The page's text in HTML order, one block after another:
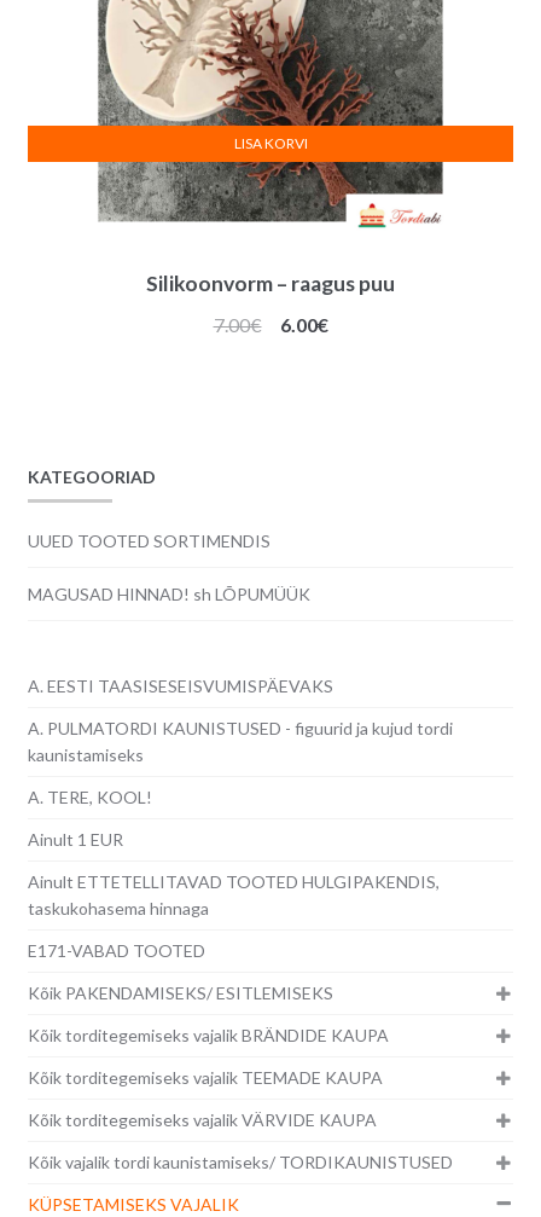
Silikoonvorm – raagus puu
7.00€
Algne
6.00€Praegune
LISA KORVI
KATEGOORIAD
UUED TOOTED SORTIMENDIS
MAGUSAD HINNAD! sh LÕPUMÜÜK
A. EESTI TAASISESEISVUMISPÄEVAKS
A. PULMATORDI KAUNISTUSED - figuurid ja kujud tordi
kaunistamiseks
A. TERE, KOOL!
Ainult 1 EUR
Ainult ETTETELLITAVAD TOOTED HULGIPAKENDIS,
taskukohasema hinnaga
E171-VABAD TOOTED
Kõik PAKENDAMISEKS/ ESITLEMISEKS
Kõik torditegemiseks vajalik BRÄNDIDE KAUPA
Kõik torditegemiseks vajalik TEEMADE KAUPA
Kõik torditegemiseks vajalik VÄRVIDE KAUPA
Kõik vajalik tordi kaunistamiseks/ TORDIKAUNISTUSED
KÜPSETAMISEKS VAJALIK